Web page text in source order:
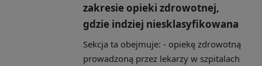
zakresie opieki zdrowotnej,
gdzie indziej niesklasyfikowana
Sekcja ta obejmuje: - opiekę zdrowotną
prowadzoną przez lekarzy w szpitalach